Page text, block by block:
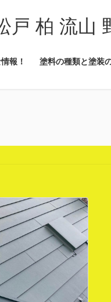
戸 柏 流山
報！ 塗料の種類と塗装